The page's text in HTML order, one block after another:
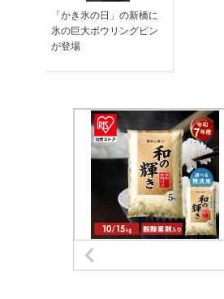
「かき氷の日」の新橋に
氷の巨大ボウリングピン
が登場